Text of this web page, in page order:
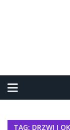
TAG: DRZWI I